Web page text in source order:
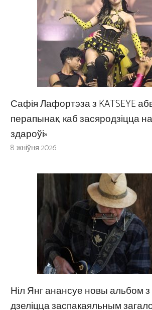
Сафія Лафортэза з KATSEYE
перапынак, каб засяродзіцца
здароўі»
8 жніўня 2026
Ніл Янг анансуе новы альбом з
дзеліцца заспакаяльным